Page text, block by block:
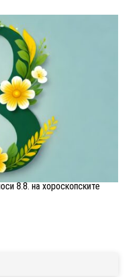
8.8. на хороскопските